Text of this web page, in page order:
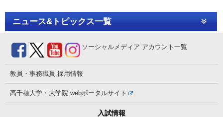
ニュース&トピックス一覧
ソーシャルメディア アカウント一覧
教員・事務職員 採用情報
高千穂大学・大学院 webポータルサイト
入試情報